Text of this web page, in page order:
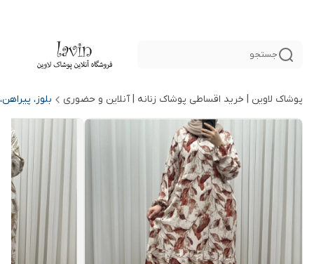
جستجو
پوشاک لاوین | خرید اقساطی پوشاک زنانه | آنلاین و حضوری بلوز،